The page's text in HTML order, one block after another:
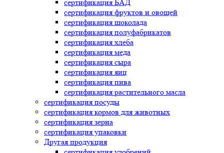
сертификация БАД
сертификация фруктов и овощей
сертификация шоколада
сертификация полуфабрикатов
сертификация хлеба
сертификация меда
сертификация сыра
сертификация яиц
сертификация пива
сертификация растительного масла
сертификация посуды
сертификация кормов для животных
сертификация зерна
сертификация упаковки
Другая продукция